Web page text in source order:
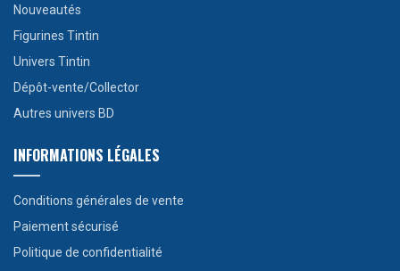
Nouveautés
Figurines Tintin
Univers Tintin
Dépôt-vente/Collector
Autres univers BD
INFORMATIONS LÉGALES
Conditions générales de vente
Paiement sécurisé
Politique de confidentialité